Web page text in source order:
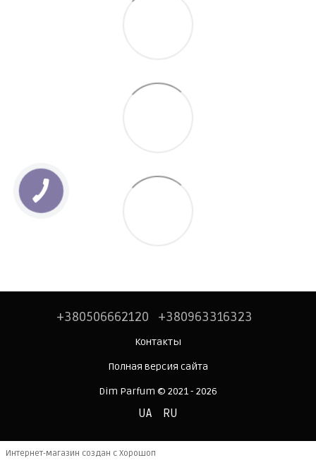
+380506662120 +380963316323
Контакты
Полная версия сайта
Dim Parfum © 2021 - 2026
UA RU
Интернет-магазин создан с Хорошоп